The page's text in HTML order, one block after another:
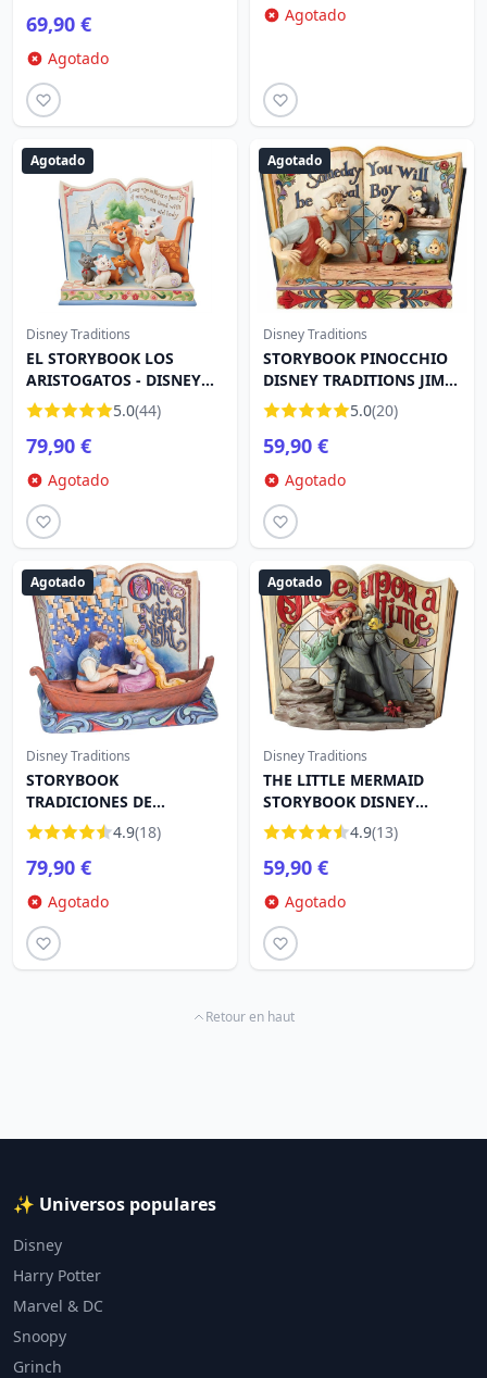
69,90 €
Agotado
Agotado
Agotado
Disney Traditions
EL STORYBOOK LOS
ARISTOGATOS - DISNEY
TRADITIONS5.0(44)
79,90 €
Agotado
Agotado
Disney Traditions
STORYBOOK PINOCCHIO
DISNEY TRADITIONS JIM
SHORE
5.0(20)
59,90 €
Agotado
Agotado
Disney Traditions
STORYBOOK
TRADICIONES DE
ENREDADOS DISNEY
TRADITIONS
4.9(18)
79,90 €
Agotado
Agotado
Disney Traditions
THE LITTLE MERMAID
STORYBOOK DISNEY
TRADITIONS4.9(13)
59,90 €
Agotado
Retour en haut
✨ Universos populares
Disney
Harry Potter
Marvel & DC
Snoopy
Grinch